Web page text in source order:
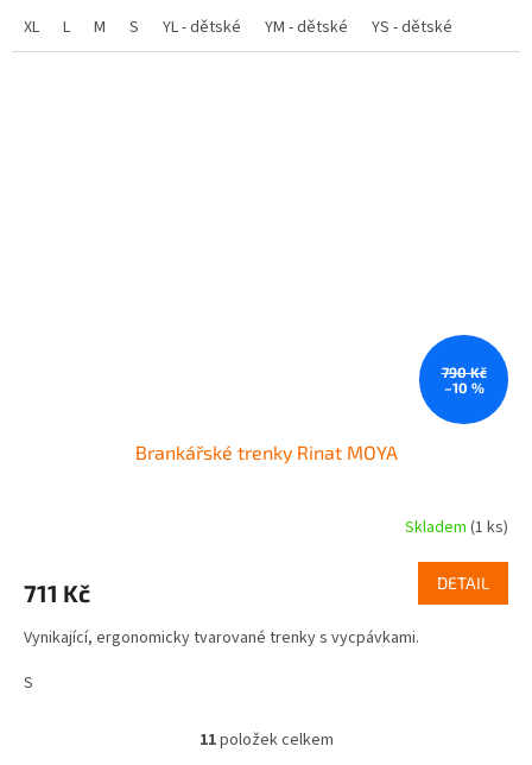
XL
L M S YL - dětské YM - dětské YS - dětské
790 Kč
–10 %
Brankářské trenky Rinat MOYA
Skladem (1 ks)
711 Kč DETAIL
Vynikající, ergonomicky tvarované trenky s vycpávkami.
S
O
11položek celkem